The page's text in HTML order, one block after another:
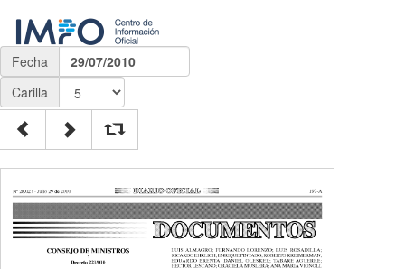
Fecha
29/07/2010
Carilla